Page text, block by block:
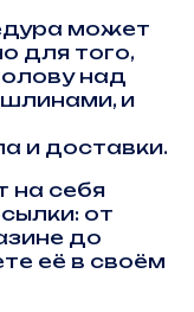
может
для того,
над
и
и доставки.
на себя
от
до
её в своём